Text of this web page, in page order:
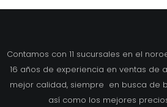
Contamos con 11 sucursales en el
16 años de experiencia en ventas de
mejor calidad, siempre en busca de
así como los mejores